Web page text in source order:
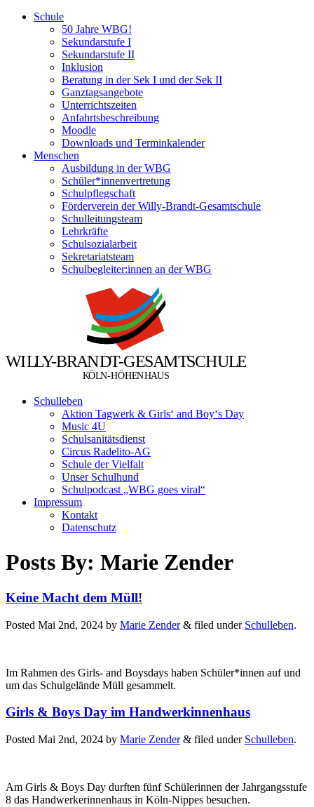
Schule
50 Jahre WBG!
Sekundarstufe I
Sekundarstufe II
Inklusion
Beratung in der Sek I und der Sek II
Ganztagsangebote
Unterrichtszeiten
Anfahrtsbeschreibung
Moodle
Downloads und Terminkalender
Menschen
Ausbildung in der WBG
Schüler*innenvertretung
Schulpflegschaft
Förderverein der Willy-Brandt-Gesamtschule
Schulleitungsteam
Lehrkräfte
Schulsozialarbeit
Sekretariatsteam
Schulbegleiter:innen an der WBG
WILLY-BRANDT-GESAMTSCHULE
KÖLN-HÖHENHAUS
Schulleben
Aktion Tagwerk & Girls‘ and Boy‘s Day
Music 4U
Schulsanitätsdienst
Circus Radelito-AG
Schule der Vielfalt
Unser Schulhund
Schulpodcast „WBG goes viral“
Impressum
Kontakt
Datenschutz
Posts By: Marie Zender
Keine Macht dem Müll!
Posted Mai 2nd, 2024 by Marie Zender & filed under Schulleben.
Im Rahmen des Girls- and Boysdays haben Schüler*innen auf und
um das Schulgelände Müll gesammelt.
Girls & Boys Day im Handwerkinnenhaus
Posted Mai 2nd, 2024 by Marie Zender & filed under Schulleben.
Am Girls & Boys Day durften fünf Schülerinnen der Jahrgangsstufe
8 das Handwerkerinnenhaus in Köln-Nippes besuchen.